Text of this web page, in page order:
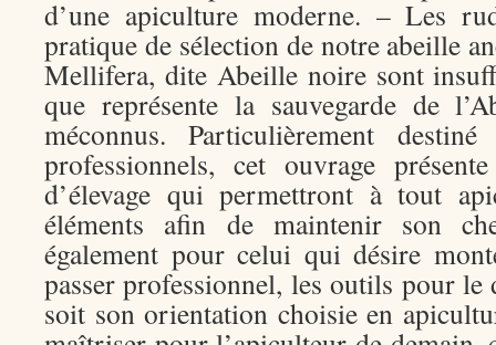
d’une apiculture moderne. – Les
pratique de sélection de notre abeille
Mellifera, dite Abeille noire sont
que représente la sauvegarde de
méconnus. Particulièrement
professionnels, cet ouvrage
d’élevage qui permettront à tout
éléments afin de maintenir son
également pour celui qui désire
passer professionnel, les outils pour le
soit son orientation choisie en